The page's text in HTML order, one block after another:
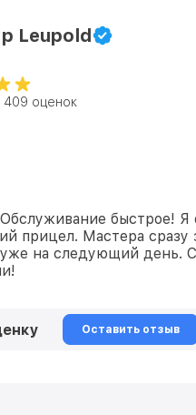
Leupold
409 оценок
быстрое! Я
прицел. Мастера сразу
на следующий день.
Оставить отзыв